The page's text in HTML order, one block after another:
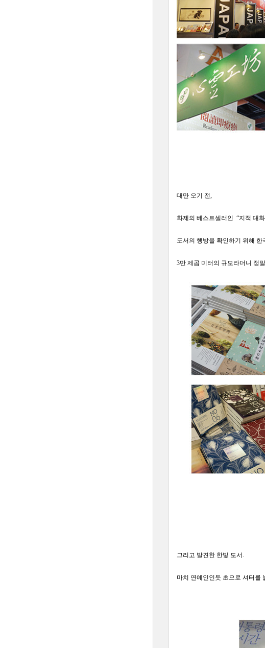
대만 오기 전,
화제의 베스트셀러인 “지적 대
도서의 행방을 확인하기 위해
3만 제곱 미터의 규모라더니 정
그리고 발견한 한빛 도서.
마치 연예인인듯 초으로 셔터를